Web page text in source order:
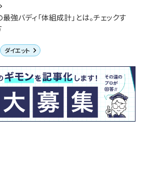
強バディ「体組成計」とは。チェックす
ダイエット